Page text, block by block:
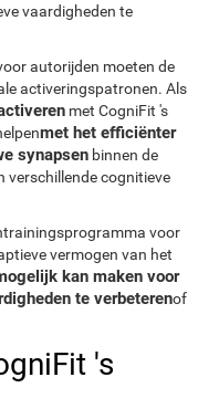
vaardigheden te
autorijden moeten de
activeringspatronen. Als
met CogniFit 's
met het efficiënter
synapsen binnen de
verschillende cognitieve
voor
vermogen van het
kan maken voor
te verbeterenof
's